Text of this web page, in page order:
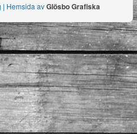
| Hemsida avGlösbo Grafiska